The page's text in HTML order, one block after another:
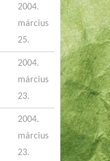
2004.
március
25.
2004.
március
23.
2004.
március
23.